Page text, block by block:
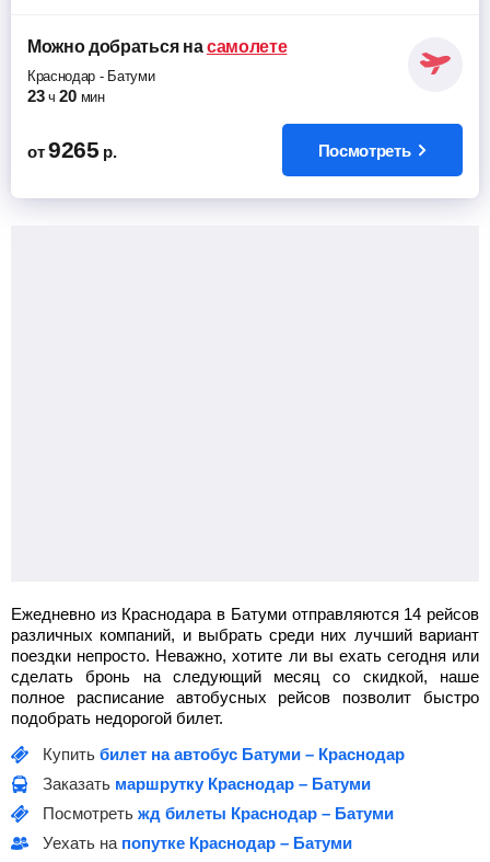
Можно добратьсяна самолете
Краснодар - Батуми
23 ч 20 мин
от 9265 р. Посмотреть
Ежедневно из Краснодара в Батуми отправляются 14 рейсов
различных компаний, и выбрать среди них лучший вариант
поездки непросто. Неважно, хотите ли вы ехать сегодня или
сделать бронь на следующий месяц со скидкой, наше
полное расписание автобусных рейсов позволит быстро
подобрать недорогой билет.
Купить билет на автобус Батуми – Краснодар
Заказать маршрутку Краснодар – Батуми
Посмотреть жд билеты Краснодар – Батуми
Уехать на попутке Краснодар – Батуми